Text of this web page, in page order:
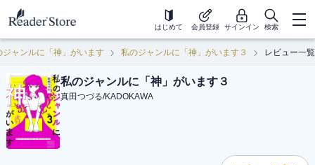
はじめて 会員登録 サインイン 検索
ジャンルに「神」がいます 私のジャンルに「神」がいます３ レビュー一覧
私のジャンルに「神」がいます３
真田つづる/KADOKAWA